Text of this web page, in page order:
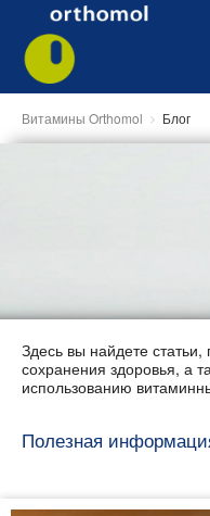
Витамины Orthomol Блог
Здесь вы найдете
сохранения здоровья, а
использованию
Полезная